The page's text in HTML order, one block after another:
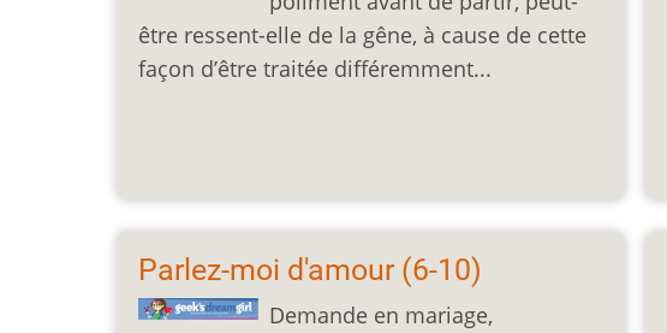
être ressent-elle de la gêne, à cause de cette
façon d’être traitée différemment...
Parlez-moi d'amour (6-10)
Demande en mariage,